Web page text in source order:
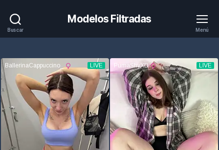
Buscar
Modelos Filtradas
Menú